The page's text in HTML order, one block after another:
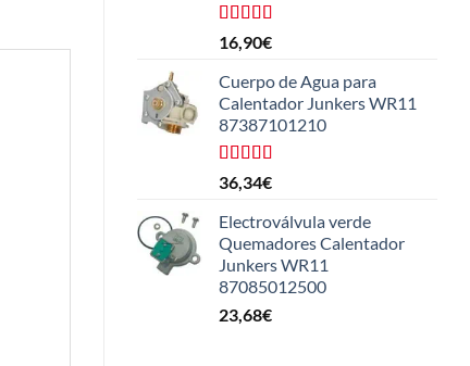
Valorado
con
de 5
16,90€
Cuerpo de Agua para
Calentador Junkers WR11
87387101210
Valorado
con
de 5
36,34€
Electroválvula verde
Quemadores Calentador
Junkers WR11
87085012500
23,68€